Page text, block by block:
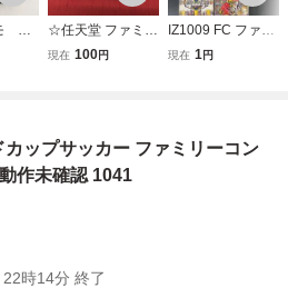
ワ
サ
☆任天堂 ファミリ
ーコンピュータ ゲ
ール ゴルフ 読み
込み未確認
現在 100円
IZ1009 FC ファミ
リーコンピュータ
作未確認 現状品
現在 1円
ップサッカー ファミリーコン
作未確認 1041
時14分 終了